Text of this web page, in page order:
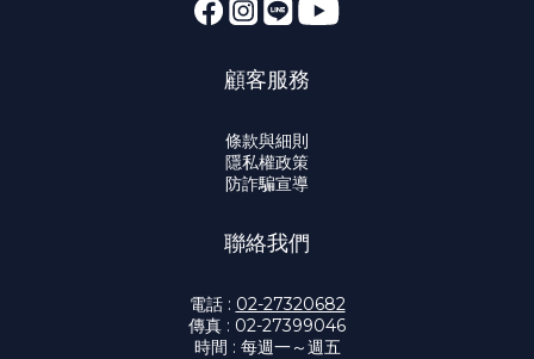
顧客服務
條款與細則
隱私權政策
防詐騙宣導
聯絡我們
電話 : 02-27320682
傳真 : 02-27399046
時間 : 每週一～週五